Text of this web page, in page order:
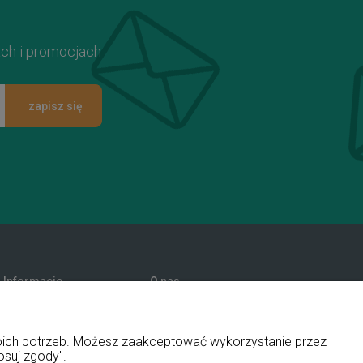
i promocjach
zapisz się
Informacje
Polityka prywatności
O nas
Blog
potrzeb. Możesz zaakceptować wykorzystanie przez
zgody".